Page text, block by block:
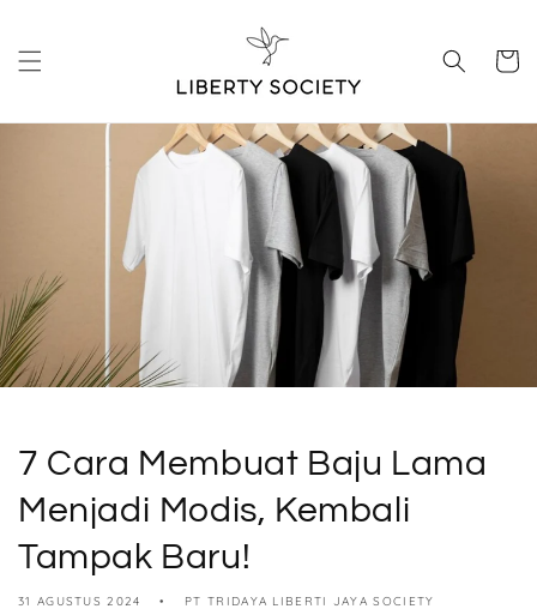
7 Cara Membuat Baju Lama
Menjadi Modis, Kembali
Tampak Baru!
31 AGUSTUS 2024 PT TRIDAYA LIBERTI JAYA SOCIETY